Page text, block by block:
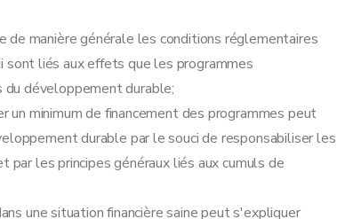
manière générale les conditions réglementaires
sont liés aux effets que les programmes
développement durable;
minimum de financement des programmes peut
durable par le souci de responsabiliser les
les principes généraux liés aux cumuls de
une situation financière saine peut s'expliquer